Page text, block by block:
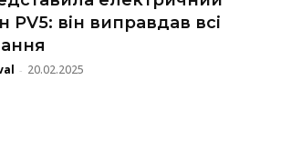
PV5: він виправдав всі
- 20.02.2025